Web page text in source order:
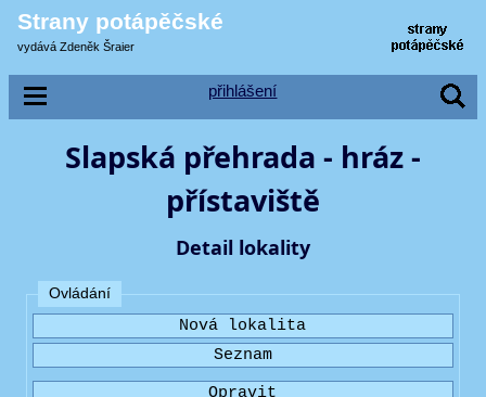
Strany potápěčské
vydává Zdeněk Šraier
přihlášení
Slapská přehrada - hráz -
přístaviště
Detail lokality
Ovládání